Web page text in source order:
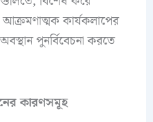
কার্যকলাপের
পুনর্বিবেচনা করতে
কারণসমূহ